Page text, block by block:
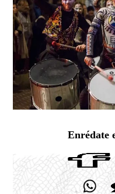
Enrédate